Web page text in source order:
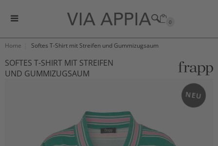
0
Home Softes T-Shirt mit Streifen und Gummizugsaum
SOFTES T-SHIRT MIT STREIFEN
UND GUMMIZUGSAUM
NEU